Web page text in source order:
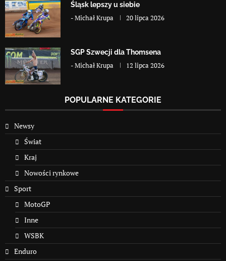
Śląsk lepszy u siebie
-Michał Krupa 20 lipca 2026
SGP Szwecji dla Thomsena
-Michał Krupa 12 lipca 2026
POPULARNE KATEGORIE
Newsy
Świat
Kraj
Nowości rynkowe
Sport
MotoGP
Inne
WSBK
Enduro